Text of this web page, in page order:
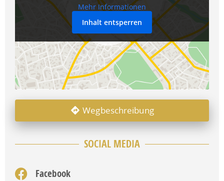
Mehr Informationen
Inhalt entsperren
Wegbeschreibung
SOCIAL MEDIA
Facebook